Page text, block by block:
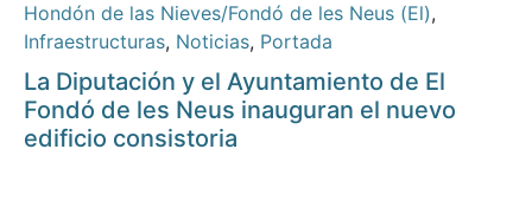
Hondón de las Nieves/Fondó de les Neus (El),
Infraestructuras, Noticias, Portada
La Diputación y el Ayuntamiento de El
Fondó de les Neus inauguran el nuevo
edificio consistoria